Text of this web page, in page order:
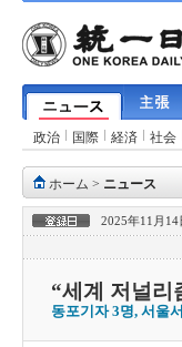
政治 国際 経済 社会
ホーム > ニュース
2025年11月14
“세계 저널리
동포기자 3명, 서울